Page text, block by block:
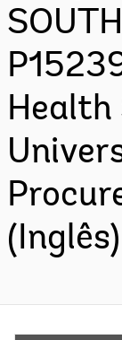
Health
(Inglês)